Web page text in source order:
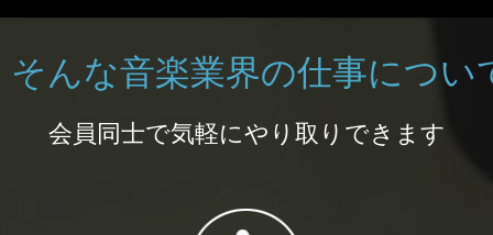
そんな音楽業界の仕事につい
会員同士で気軽にやり取りできます